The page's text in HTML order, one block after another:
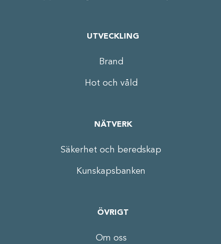
UTVECKLING
Brand
Hot och våld
NÄTVERK
Säkerhet och beredskap
Kunskapsbanken
ÖVRIGT
Om oss